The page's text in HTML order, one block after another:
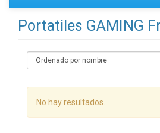
Portatiles GAMING
No hay resultados.